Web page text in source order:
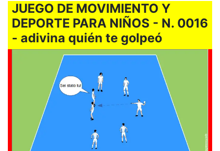
JUEGO DE MOVIMIENTO Y
DEPORTE PARA NIÑOS - N. 0016
- adivina quién te golpeó